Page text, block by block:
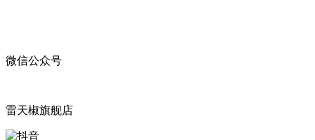
微信公众号
雷天椒旗舰店